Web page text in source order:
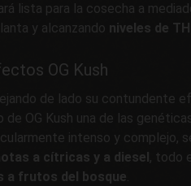
lista para la cosecha a
y alcanzando niveles de
OG Kush
de lado su contundente
de OG Kush una de las
intenso y complejo,
a cítricas y a diesel , todo
a frutos del bosque.